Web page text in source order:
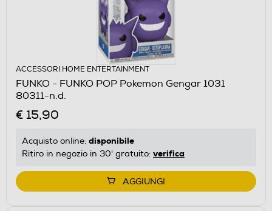
ACCESSORI HOME ENTERTAINMENT
FUNKO - FUNKO POP Pokemon Gengar 1031
80311-n.d.
€ 15,90
Acquisto online: disponibile
Ritiro in negozio in 30' gratuito: verifica
AGGIUNGI